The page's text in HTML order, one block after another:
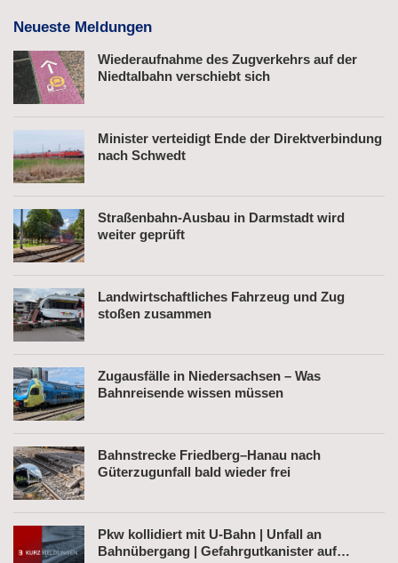
Neueste Meldungen
Wiederaufnahme des Zugverkehrs auf der
Niedtalbahn verschiebt sich
Minister verteidigt Ende der Direktverbindung
nach Schwedt
Straßenbahn-Ausbau in Darmstadt wird
weiter geprüft
Landwirtschaftliches Fahrzeug und Zug
stoßen zusammen
Zugausfälle in Niedersachsen – Was
Bahnreisende wissen müssen
Bahnstrecke Friedberg–Hanau nach
Güterzugunfall bald wieder frei
Pkw kollidiert mit U-Bahn | Unfall an
Bahnübergang | Gefahrgutkanister auf